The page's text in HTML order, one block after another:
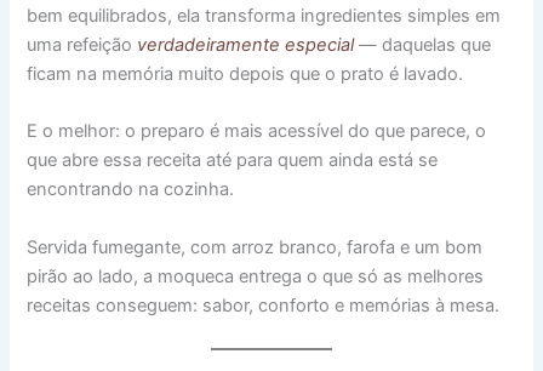
bem equilibrados, ela transforma ingredientes simples em
uma refeição verdadeiramente especial— daquelas que
ficam na memória muito depois que o prato é lavado.
E o melhor: o preparo é mais acessível do que parece, o
que abre essa receita até para quem ainda está se
encontrando na cozinha.
Servida fumegante, com arroz branco, farofa e um bom
pirão ao lado, a moqueca entrega o que só as melhores
receitas conseguem: sabor, conforto e memórias à mesa.